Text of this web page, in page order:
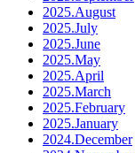
2025.August
2025.July
2025.June
2025.May
2025.April
2025.March
2025.February
2025.January
2024.December